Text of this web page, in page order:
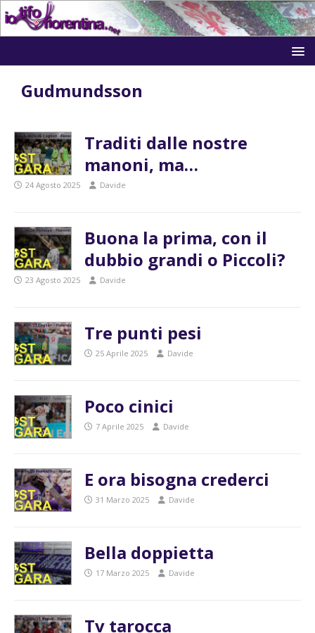
Gudmundsson
Traditi dalle nostre
manoni, ma…
24 Agosto 2025 Davide
Buona la prima, con il
dubbio grandi o Piccoli?
23 Agosto 2025 Davide
Tre punti pesi
25 Aprile 2025 Davide
Poco cinici
7 Aprile 2025 Davide
E ora bisogna crederci
31 Marzo 2025 Davide
Bella doppietta
17 Marzo 2025 Davide
Tv tarocca